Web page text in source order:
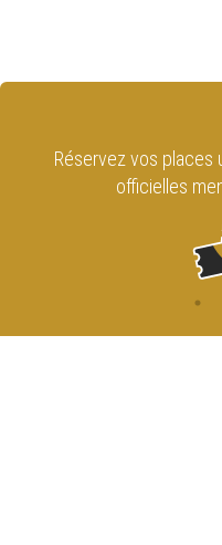
Réservez vos places
officielles